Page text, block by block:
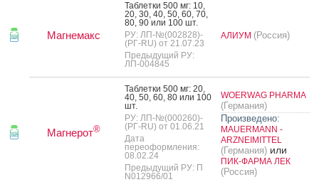
Магнемакс
Таб­летки 500 мг: 10,
20, 30, 40, 50, 60, 70,
80, 90 или 100 шт.
РУ: ЛП-№(002828)-
(РГ-RU) от 21.07.23
Предыдущий РУ:
ЛП-004845
АЛИУМ (Россия)
Магнерот®
Таб­летки 500 мг: 20,
40, 50, 60, 80 или 100
шт.
РУ: ЛП-№(000260)-
(РГ-RU) от 01.06.21
Дата
переоформления:
08.02.24
Предыдущий РУ: П
N012966/01
WOERWAG PHARMA
(Германия)
Произведено:
MAUERMANN -
ARZNEIMITTEL
(Германия) или
ПИК-ФАРМА ЛЕК
(Россия)